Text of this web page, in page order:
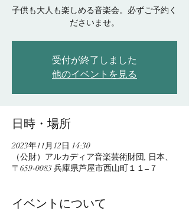
子供も大人も楽しめる音楽会。必ずご予約く
ださいませ。
受付が終了しました
他のイベントを見る
日時・場所
2023年11月12日 14:30
（公財）アルカディア音楽芸術財団, 日本、
〒659-0083 兵庫県芦屋市西山町１１−７
イベントについて